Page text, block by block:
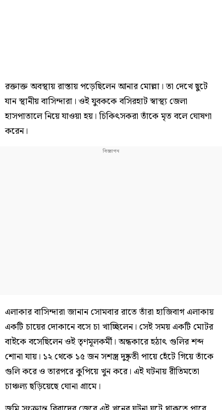
রক্তাক্ত অবস্থায় রাস্তায় পড়েছিলেন আনার মোল্লা। তা দেখে ছুটে
যান স্থানীয় বাসিন্দারা। ওই যুবককে বসিরহাট স্বাস্থ্য জেলা
হাসপাতালে নিয়ে যাওয়া হয়। চিকিৎসকরা তাঁকে মৃত বলে ঘোষণা
করেন।
এলাকার বাসিন্দারা জানান সোমবার রাতে তাঁরা হাজিবাগ এলাকায়
একটি চায়ের দোকানে বসে চা খাচ্ছিলেন। সেই সময় একটি মোটর
বাইকে বসেছিলেন ওই তৃণমূলকর্মী। অন্ধকারে হঠাৎ গুলির শব্দ
শোনা যায়। ১২ থেকে ১৫ জন সশস্ত্র দুষ্কৃতী পায়ে হেঁটে গিয়ে তাঁকে
গুলি করে ও তারপরে কুপিয়ে খুন করে। এই ঘটনায় রীতিমতো
চাঞ্চল্য ছড়িয়েছে ঘোনা গ্রামে।